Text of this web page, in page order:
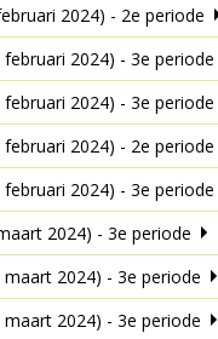
2024) - 2e periode
februari 2024) - 3e periode
februari 2024) - 3e periode
februari 2024) - 2e periode
februari 2024) - 3e periode
2024) - 3e periode
maart 2024) - 3e periode
maart 2024) - 3e periode